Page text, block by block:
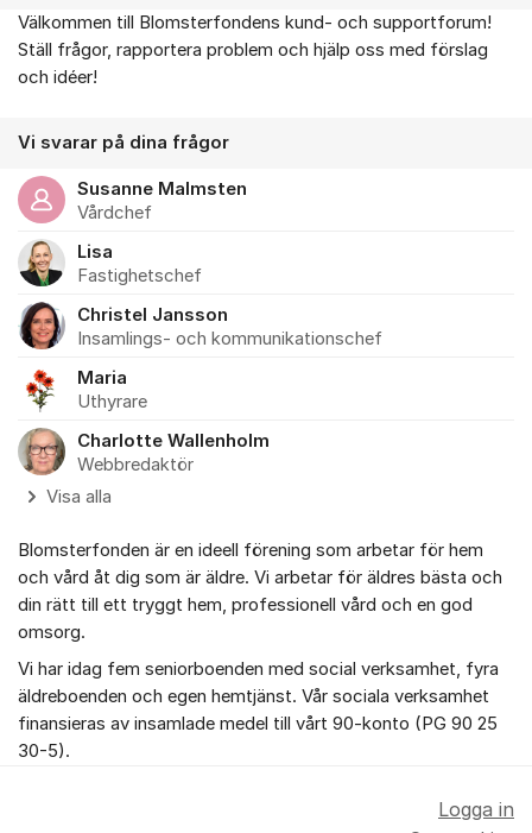
Om forumet
Välkommen till Blomsterfondens kund- och supportforum!
Ställ frågor, rapportera problem och hjälp oss med förslag
och idéer!
Vi svarar på dina frågor
Susanne Malmsten
Vårdchef
Lisa
Fastighetschef
Christel Jansson
Insamlings- och kommunikationschef
Maria
Uthyrare
Charlotte Wallenholm
Webbredaktör
Visa alla
Blomsterfonden är en ideell förening som arbetar för hem
och vård åt dig som är äldre. Vi arbetar för äldres bästa och
din rätt till ett tryggt hem, professionell vård och en god
omsorg.
Vi har idag fem seniorboenden med social verksamhet, fyra
äldreboenden och egen hemtjänst. Vår sociala verksamhet
finansieras av insamlade medel till vårt 90-konto (PG 90 25
30-5).
Logga in